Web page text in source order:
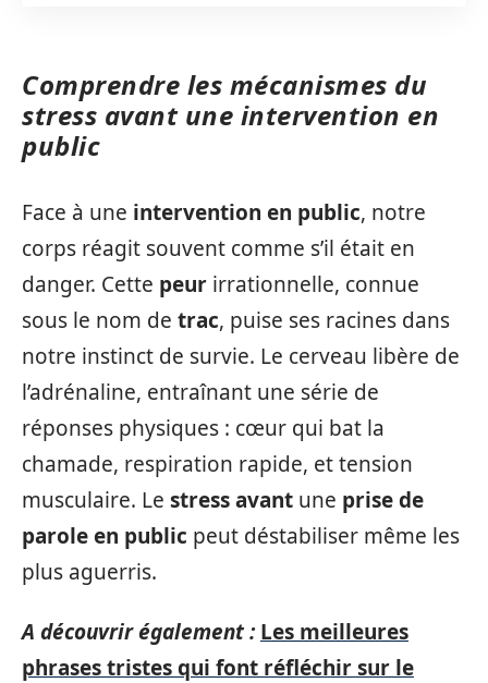
Comprendre les mécanismes du
stress avant une intervention en
public
Face à une intervention en public, notre
corps réagit souvent comme s’il était en
danger. Cette peur irrationnelle, connue
sous le nom de trac, puise ses racines dans
notre instinct de survie. Le cerveau libère de
l’adrénaline, entraînant une série de
réponses physiques : cœur qui bat la
chamade, respiration rapide, et tension
musculaire. Le stress avant une prise de
parole en public peut déstabiliser même les
plus aguerris.
A découvrir également : Les meilleures
phrases tristes qui font réfléchir sur le